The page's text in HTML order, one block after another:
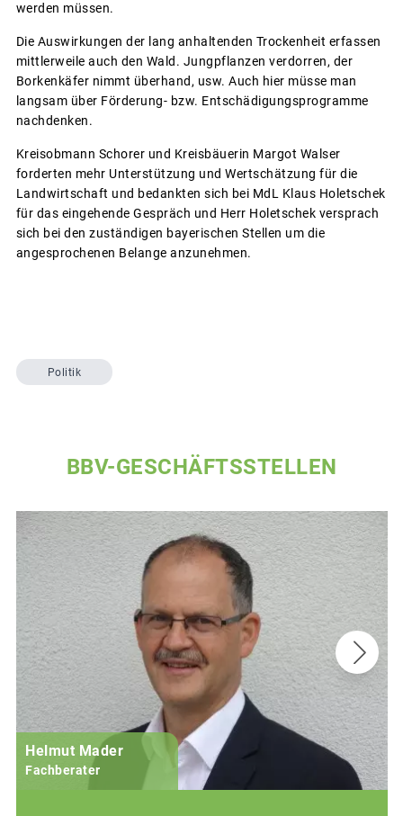
werden müssen.
Die Auswirkungen der lang anhaltenden Trockenheit erfassen
mittlerweile auch den Wald. Jungpflanzen verdorren, der
Borkenkäfer nimmt überhand, usw. Auch hier müsse man
langsam über Förderung- bzw. Entschädigungsprogramme
nachdenken.
Kreisobmann Schorer und Kreisbäuerin Margot Walser
forderten mehr Unterstützung und Wertschätzung für die
Landwirtschaft und bedankten sich bei MdL Klaus Holetschek
für das eingehende Gespräch und Herr Holetschek versprach
sich bei den zuständigen bayerischen Stellen um die
angesprochenen Belange anzunehmen.
Politik
BBV-GESCHÄFTSSTELLEN
Helmut Mader
Fachberater